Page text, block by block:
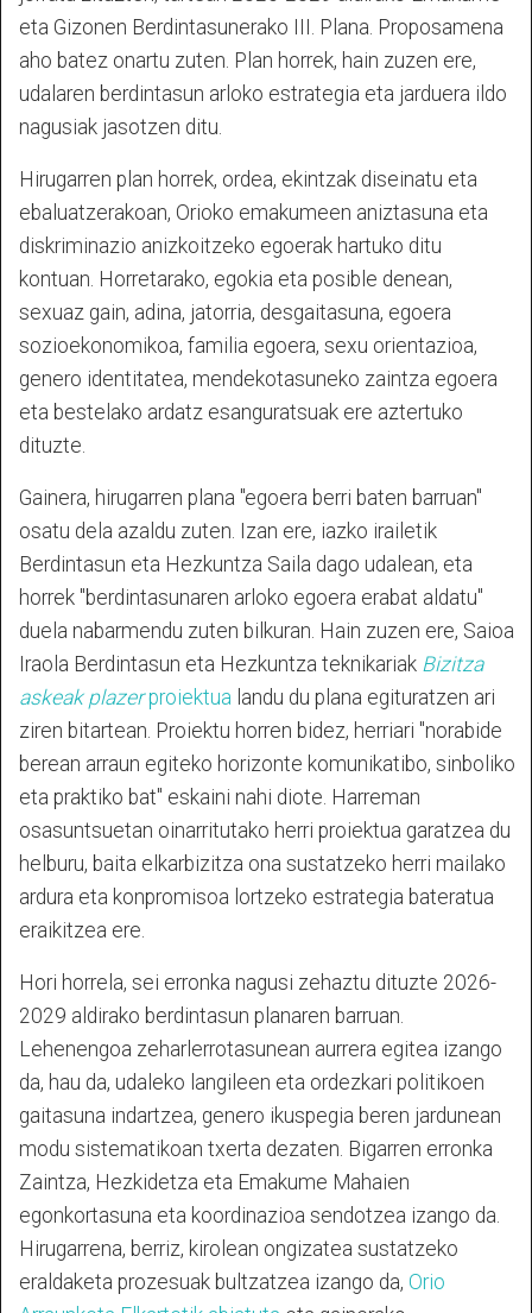
eta Gizonen Berdintasunerako III. Plana. Proposamena
aho batez onartu zuten. Plan horrek, hain zuzen ere,
udalaren berdintasun arloko estrategia eta jarduera ildo
nagusiak jasotzen ditu.
Hirugarren plan horrek, ordea, ekintzak diseinatu eta
ebaluatzerakoan, Orioko emakumeen aniztasuna eta
diskriminazio anizkoitzeko egoerak hartuko ditu
kontuan. Horretarako, egokia eta posible denean,
sexuaz gain, adina, jatorria, desgaitasuna, egoera
sozioekonomikoa, familia egoera, sexu orientazioa,
genero identitatea, mendekotasuneko zaintza egoera
eta bestelako ardatz esanguratsuak ere aztertuko
dituzte.
Gainera, hirugarren plana "egoera berri baten barruan"
osatu dela azaldu zuten. Izan ere, iazko irailetik
Berdintasun eta Hezkuntza Saila dago udalean, eta
horrek "berdintasunaren arloko egoera erabat aldatu"
duela nabarmendu zuten bilkuran. Hain zuzen ere, Saioa
Iraola Berdintasun eta Hezkuntza teknikariak Bizitza
askeak plazerproiektua landu du plana egituratzen ari
ziren bitartean. Proiektu horren bidez, herriari "norabide
berean arraun egiteko horizonte komunikatibo, sinboliko
eta praktiko bat" eskaini nahi diote. Harreman
osasuntsuetan oinarritutako herri proiektua garatzea du
helburu, baita elkarbizitza ona sustatzeko herri mailako
ardura eta konpromisoa lortzeko estrategia bateratua
eraikitzea ere.
Hori horrela, sei erronka nagusi zehaztu dituzte 2026-
2029 aldirako berdintasun planaren barruan.
Lehenengoa zeharlerrotasunean aurrera egitea izango
da, hau da, udaleko langileen eta ordezkari politikoen
gaitasuna indartzea, genero ikuspegia beren jardunean
modu sistematikoan txerta dezaten. Bigarren erronka
Zaintza, Hezkidetza eta Emakume Mahaien
egonkortasuna eta koordinazioa sendotzea izango da.
Hirugarrena, berriz, kirolean ongizatea sustatzeko
eraldaketa prozesuak bultzatzea izango da, Orio